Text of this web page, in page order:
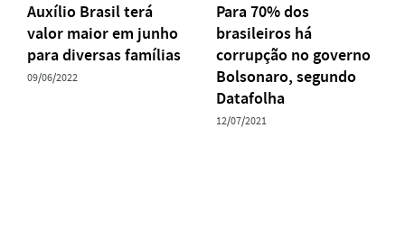
Auxílio Brasil terá
valor maior em junho
para diversas famílias
09/06/2022
Para 70% dos
brasileiros há
corrupção no governo
Bolsonaro, segundo
Datafolha
12/07/2021